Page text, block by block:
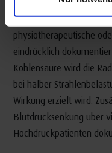
seriellen Radon-Bädern
physiotherapeutische
eindrücklich
Kohlensäure wird die
bei halber
Wirkung erzielt wird.
Blutdrucksenkung über
Hochdruckpatienten